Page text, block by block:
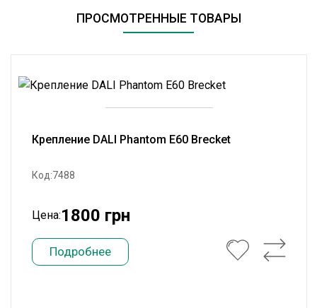
ПРОСМОТРЕННЫЕ ТОВАРЫ
Крепление DALI Phantom E60 Brecket
Код:7488
Цена:1800 грн
Подробнее